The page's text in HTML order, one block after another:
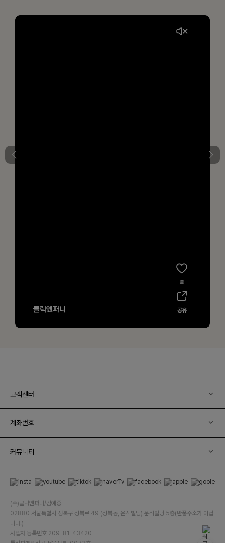
고객센터
계좌번호
커뮤니티
(주)클릭앤퍼니/김예중
02880 서울특별시 성북구 성북로 49 (성북동, 운석빌딩) 운석빌딩 5층(반품주소가 아닙
니다.)
사업자 등록번호 209-81-43420